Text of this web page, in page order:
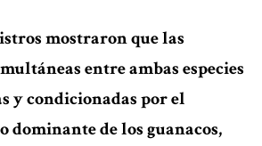
mostraron que las
entre ambas especies
y condicionadas por el
dominante de los guanacos,